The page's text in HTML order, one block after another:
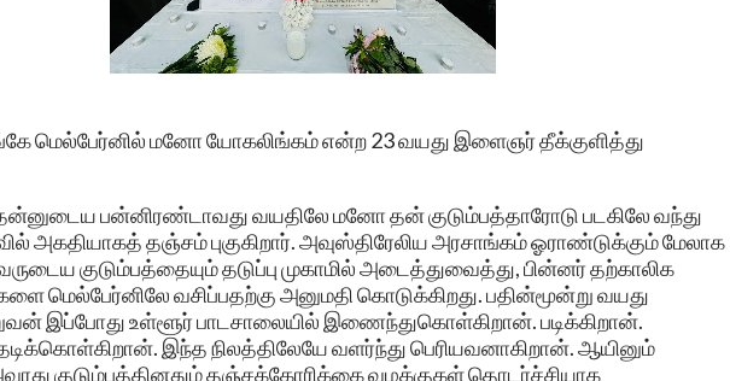
மெல்பேர்னில் மனோ யோகலிங்கம் என்ற 23 வயது இளைஞர் தீக்குளித்து
பன்னிரண்டாவது வயதிலே மனோ தன் குடும்பத்தாரோடு படகிலே வந்து
அகதியாகத் தஞ்சம் புகுகிறார். அவுஸ்திரேலிய அரசாங்கம் ஓராண்டுக்கும் மேலாக
குடும்பத்தையும் தடுப்பு முகாமில் அடைத்துவைத்து, பின்னர் தற்காலிக
மெல்பேர்னிலே வசிப்பதற்கு அனுமதி கொடுக்கிறது. பதின்மூன்று வயது
இப்போது உள்ளூர் பாடசாலையில் இணைந்துகொள்கிறான். படிக்கிறான்.
இந்த நிலத்திலேயே வளர்ந்து பெரியவனாகிறான். ஆயினும்
குடும்பத்தினதும் தஞ்சக்கோரிக்கை வழக்குகள் தொடர்ச்சியாக